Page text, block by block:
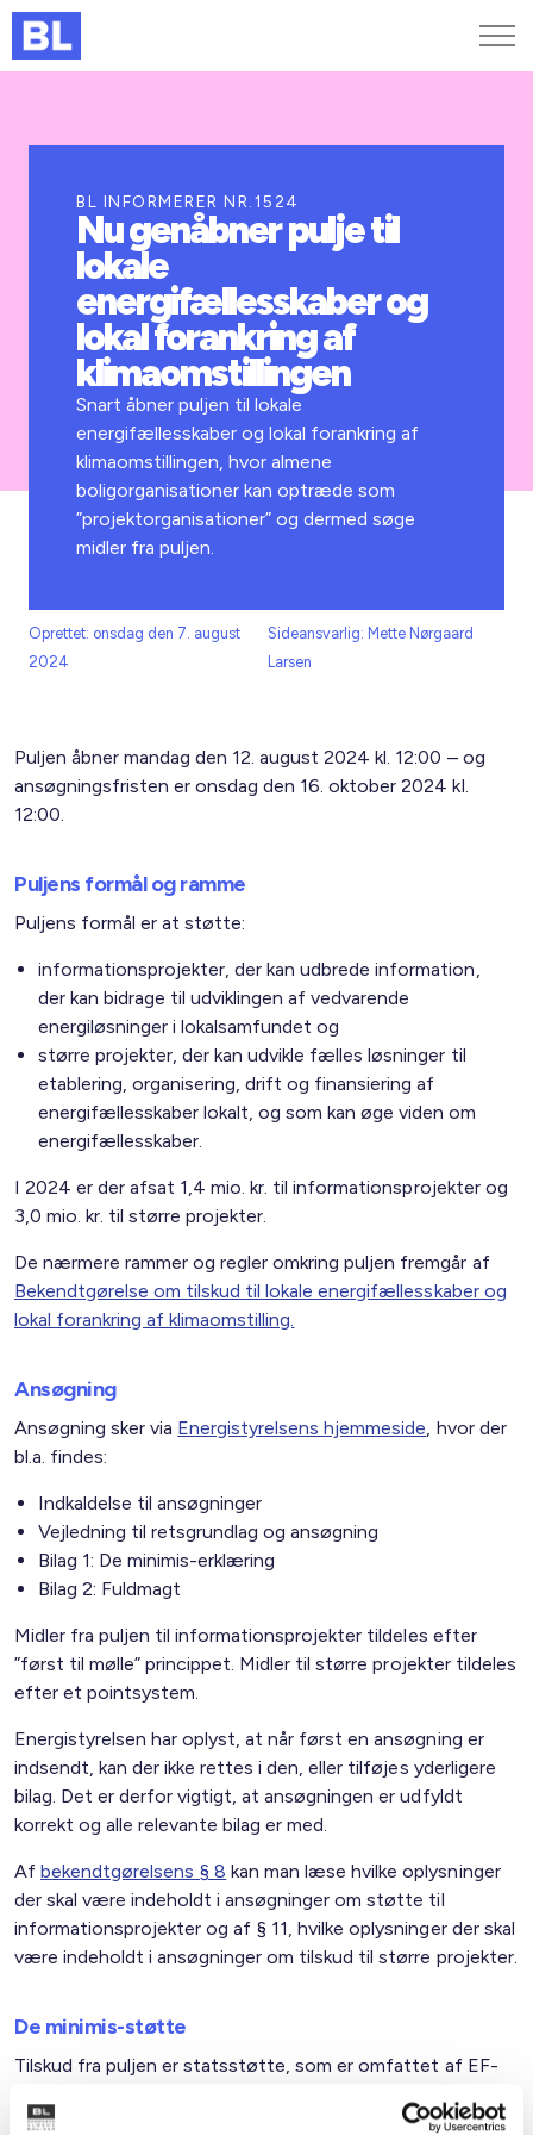
Kurser og arrangementer
Jobportalen
BL INFORMERER NR.1524
Nu genåbner pulje til
lokale
energifællesskaber og
lokal forankring af
klimaomstillingen
Snart åbner puljen til lokale
energifællesskaber og lokal forankring af
klimaomstillingen, hvor almene
boligorganisationer kan optræde som
”projektorganisationer” og dermed søge
midler fra puljen.
Oprettet: onsdag den 7. august
2024
Sideansvarlig: Mette Nørgaard
Larsen
Puljen åbner mandag den 12. august 2024 kl. 12:00 – og
ansøgningsfristen er onsdag den 16. oktober 2024 kl.
12:00.
Puljens formål og ramme
Puljens formål er at støtte:
informationsprojekter, der kan udbrede information,
der kan bidrage til udviklingen af vedvarende
energiløsninger i lokalsamfundet og
større projekter, der kan udvikle fælles løsninger til
etablering, organisering, drift og finansiering af
energifællesskaber lokalt, og som kan øge viden om
energifællesskaber.
I 2024 er der afsat 1,4 mio. kr. til informationsprojekter og
3,0 mio. kr. til større projekter.
De nærmere rammer og regler omkring puljen fremgår af
Bekendtgørelse om tilskud til lokale energifællesskaber og
lokal forankring af klimaomstilling.
Ansøgning
Ansøgning sker via Energistyrelsens hjemmeside, hvor der
bl.a. findes:
Indkaldelse til ansøgninger
Vejledning til retsgrundlag og ansøgning
Bilag 1: De minimis-erklæring
Bilag 2: Fuldmagt
Midler fra puljen til informationsprojekter tildeles efter
”først til mølle” princippet. Midler til større projekter tildeles
efter et pointsystem.
Energistyrelsen har oplyst, at når først en ansøgning er
indsendt, kan der ikke rettes i den, eller tilføjes yderligere
bilag. Det er derfor vigtigt, at ansøgningen er udfyldt
korrekt og alle relevante bilag er med.
Afbekendtgørelsens § 8 kan man læse hvilke oplysninger
der skal være indeholdt i ansøgninger om støtte til
informationsprojekter og af § 11, hvilke oplysninger der skal
være indeholdt i ansøgninger om tilskud til større projekter.
De minimis-støtte
Tilskud fra puljen er statsstøtte, som er omfattet af EF-
betyder, at boligorganisationen inklusive